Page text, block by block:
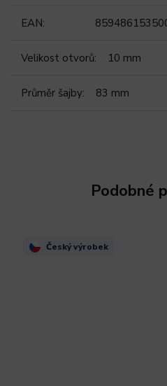
EAN:
Velikost otvorů: 10 mm
Průměr šajby: 83 mm
Podobné
Český výrobek